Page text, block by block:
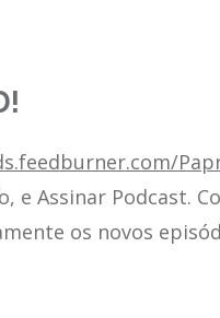
e Assinar Podcast.
os novos